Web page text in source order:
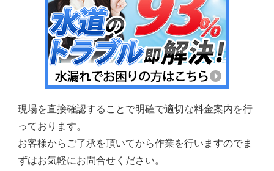
現場を直接確認することで明確で適切な料金案内を行
っております。
お客様からご了承を頂いてから作業を行いますのでま
ずはお気軽にお問合せください。